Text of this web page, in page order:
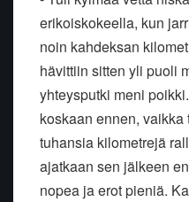
erikoiskokeella, kun
noin kahdeksan
hävittiin sitten yli puoli
yhteysputki meni
koskaan ennen,
tuhansia kilometrejä
ajatkaan sen jälkeen
nopea ja erot pieniä.